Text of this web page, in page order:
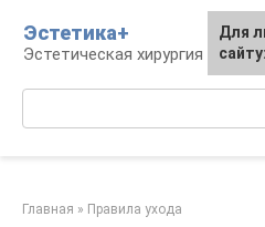
контенту
Эстетика+
Эстетическая хирургия и
Главная » Правила ухода
Для